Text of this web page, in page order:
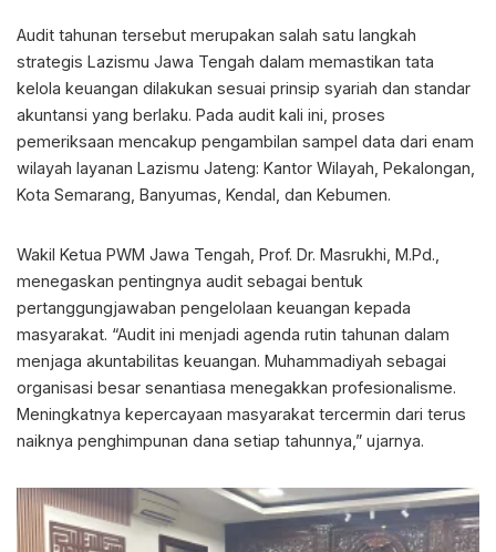
Audit tahunan tersebut merupakan salah satu langkah
strategis Lazismu Jawa Tengah dalam memastikan tata
kelola keuangan dilakukan sesuai prinsip syariah dan standar
akuntansi yang berlaku. Pada audit kali ini, proses
pemeriksaan mencakup pengambilan sampel data dari enam
wilayah layanan Lazismu Jateng: Kantor Wilayah, Pekalongan,
Kota Semarang, Banyumas, Kendal, dan Kebumen.
Wakil Ketua PWM Jawa Tengah, Prof. Dr. Masrukhi, M.Pd.,
menegaskan pentingnya audit sebagai bentuk
pertanggungjawaban pengelolaan keuangan kepada
masyarakat. “Audit ini menjadi agenda rutin tahunan dalam
menjaga akuntabilitas keuangan. Muhammadiyah sebagai
organisasi besar senantiasa menegakkan profesionalisme.
Meningkatnya kepercayaan masyarakat tercermin dari terus
naiknya penghimpunan dana setiap tahunnya,” ujarnya.